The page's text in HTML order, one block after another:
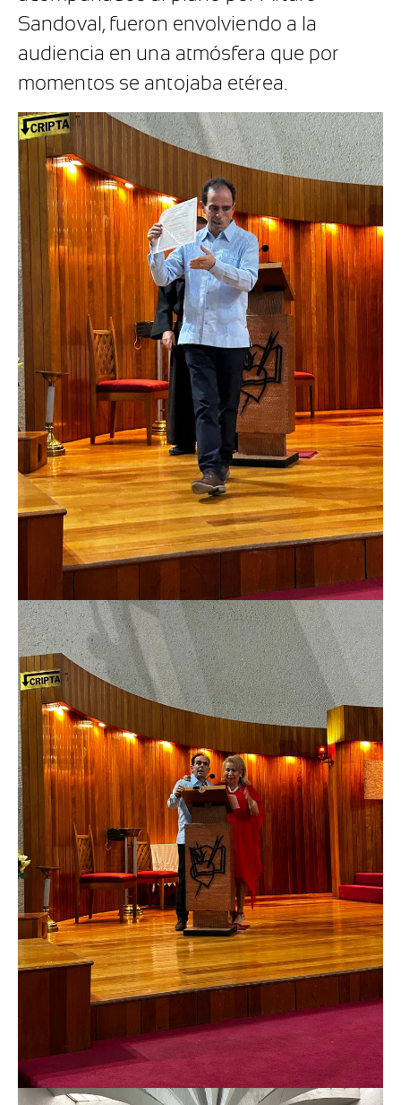
Sandoval, fueron envolviendo a la
audiencia en una atmósfera que por
momentos se antojaba etérea.